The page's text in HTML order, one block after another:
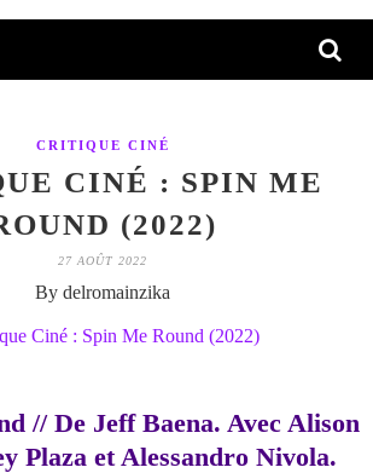
CRITIQUE CINÉ
CINÉ : SPIN ME
(2022)
27 AOÛT 2022
By delromainzika
// De Jeff Baena. Avec Alison
Plaza et Alessandro Nivola.